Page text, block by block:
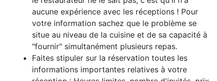
aucune expérience avec les réceptions ! Pour
votre information sachez que le problème se
situe au niveau de la cuisine et de sa capacité à
"fournir" simultanément plusieurs repas.
Faites stipuler sur la réservation toutes les
informations importantes relatives à votre